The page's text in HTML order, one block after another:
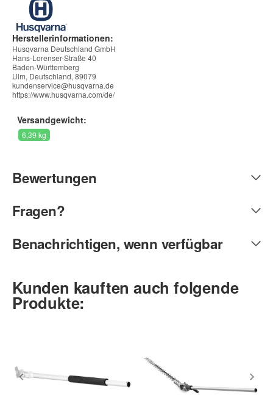
Herstellerinformationen:
Husqvarna Deutschland GmbH
Hans-Lorenser-Straße 40
Baden-Württemberg
Ulm, Deutschland, 89079
kundenservice@husqvarna.de
https://www.husqvarna.com/de/
Versandgewicht:
6,39 kg
Bewertungen
Fragen?
Benachrichtigen, wenn verfügbar
Kunden kauften auch folgende
Produkte: